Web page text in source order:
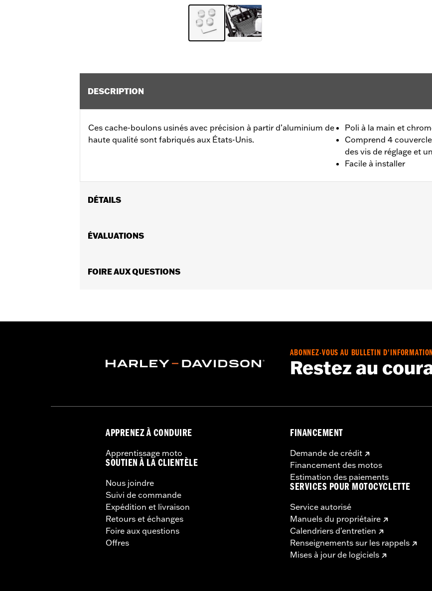
DESCRIPTION
Ces cache-boulons usinés avec précision à partir d’aluminium de
haute qualité sont fabriqués aux États-Unis.
Poli à la main et
Comprend 4
des vis de réglage et
Facile à installer
DÉTAILS
Instructions d’installation
GARANTIE:Garantie limitée de 1 an – Accédez à
ÉVALUATIONS
FOIRE AUX QUESTIONS
ABONNEZ-VOUS AU BULLETIN
Restez au
APPRENEZ À CONDUIRE
Apprentissage moto
SOUTIEN À LA CLIENTÈLE
Nous joindre
Suivi de commande
Expédition et livraison
Retours et échanges
Foire aux questions
Offres
FINANCEMENT
Demande de crédit
Financement des motos
Estimation des paiements
SERVICES POUR MOTOCYCLETTE
Service autorisé
Manuels du propriétaire
Calendriers d'entretien
Renseignements sur les rappels
Mises à jour de logiciels